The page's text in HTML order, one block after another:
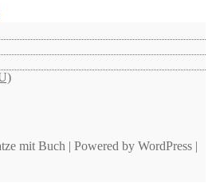
mit Buch | Powered by WordPress |